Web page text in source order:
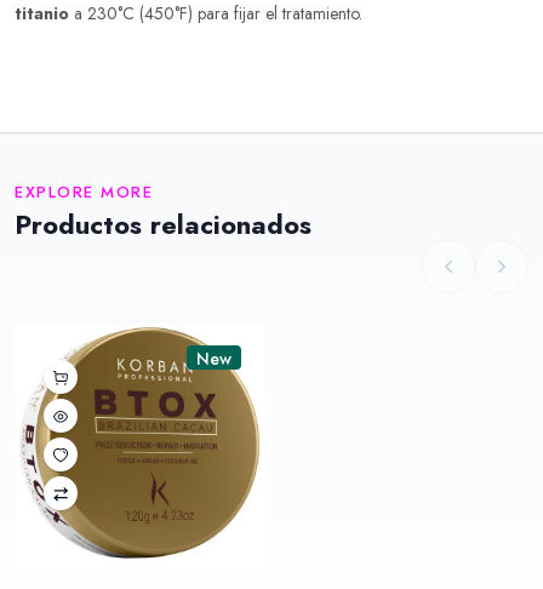
titanio a 230°C (450°F) para fijar el tratamiento.
EXPLORE MORE
Productos relacionados
New